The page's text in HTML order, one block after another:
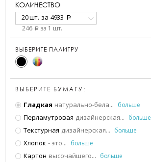
КОЛИЧЕСТВО
20 шт. за 4933 a
246 a за 1 шт.
ВЫБЕРИТЕ ПАЛИТРУ
ВЫБЕРИТЕ БУМАГУ:
Гладкая натурально-бела... больше
Перламутровая дизайнерская... больше
Текстурная дизайнерская... больше
Хлопок - это... больше
Картон высочайшего... больше